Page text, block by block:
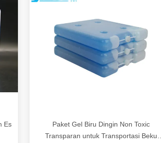
Es
Paket Gel Biru Dingin Non Toxic
Transparan untuk Transportasi Beku